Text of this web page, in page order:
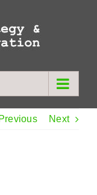
Previous Next